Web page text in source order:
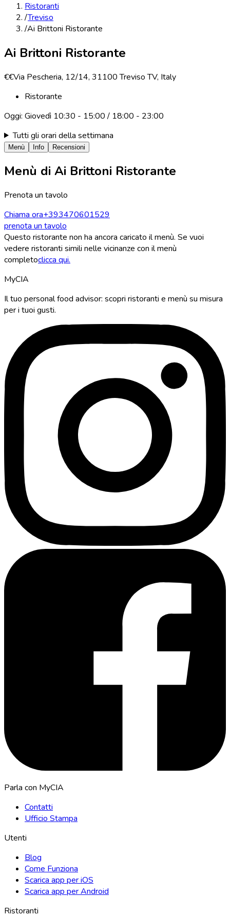
Ristoranti
/Treviso
/Ai Brittoni Ristorante
Ai Brittoni Ristorante
€€Via Pescheria, 12/14, 31100 Treviso TV, Italy
Ristorante
Oggi: Giovedì 10:30 - 15:00 / 18:00 - 23:00
Tutti gli orari della settimana
Menù Info Recensioni
Menù di Ai Brittoni Ristorante
Prenota un tavolo
Chiama ora+393470601529
prenota un tavolo
Questo ristorante non ha ancora caricato il menù. Se vuoi
vedere ristoranti simili nelle vicinanze con il menù
completoclicca qui.
MyCIA
Il tuo personal food advisor: scopri ristoranti e menù su misura
per i tuoi gusti.
Parla con MyCIA
Contatti
Ufficio Stampa
Utenti
Blog
Come Funziona
Scarica app per iOS
Scarica app per Android
Ristoranti